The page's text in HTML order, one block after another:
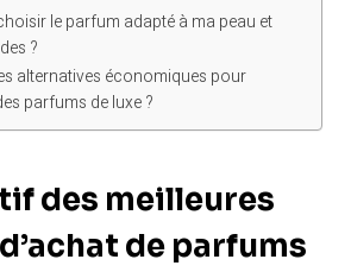
le parfum adapté à ma peau et
?
alternatives économiques pour
parfums de luxe ?
des meilleures
de parfums